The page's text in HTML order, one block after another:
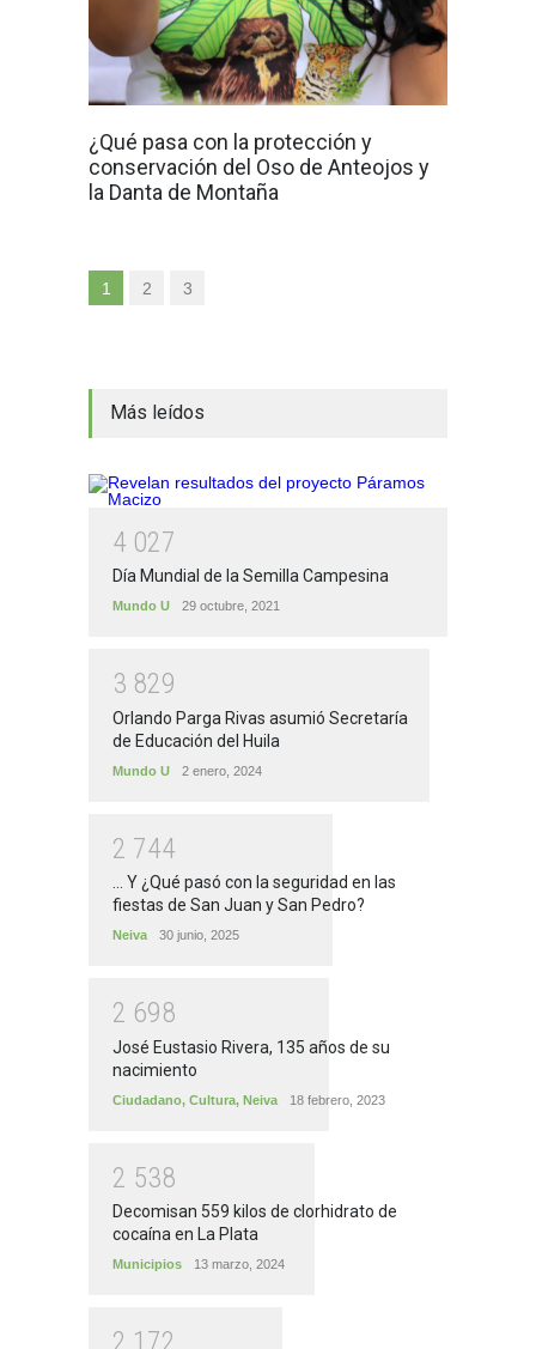
¿Qué pasa con la protección y
conservación del Oso de Anteojos y
la Danta de Montaña
1 2 3
Más leídos
4 027
Día Mundial de la Semilla Campesina
Mundo U 29 octubre, 2021
3 829
Orlando Parga Rivas asumió Secretaría
de Educación del Huila
Mundo U 2 enero, 2024
2 744
... Y ¿Qué pasó con la seguridad en las
fiestas de San Juan y San Pedro?
Neiva 30 junio, 2025
2 698
José Eustasio Rivera, 135 años de su
nacimiento
Ciudadano, Cultura, Neiva 18 febrero, 2023
2 538
Decomisan 559 kilos de clorhidrato de
cocaína en La Plata
Municipios 13 marzo, 2024
2 1 72